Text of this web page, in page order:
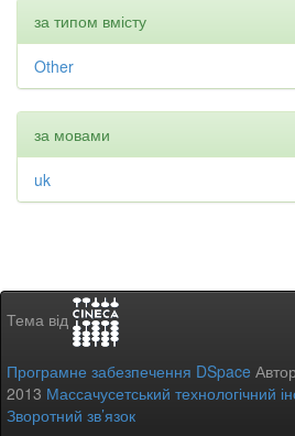
за типом вмісту
Other
за мовами
uk
Тема від
Програмне забезпечення DSpace
2013 Массачусетський технологічний
Зворотний зв’язок